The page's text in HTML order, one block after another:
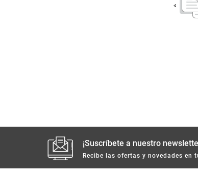
limpieza
¡Suscríbete a nuestro
Recibe las ofertas y novedades en